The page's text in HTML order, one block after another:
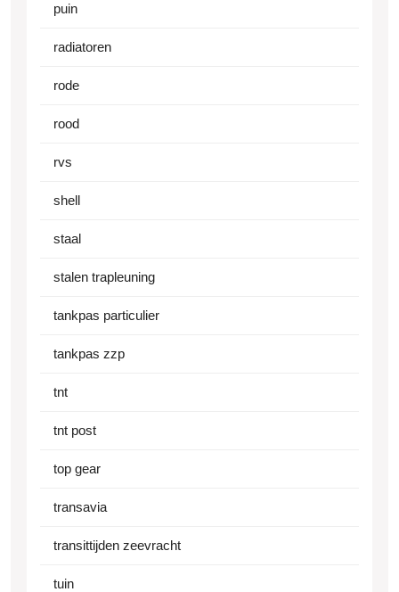
puin
radiatoren
rode
rood
rvs
shell
staal
stalen trapleuning
tankpas particulier
tankpas zzp
tnt
tnt post
top gear
transavia
transittijden zeevracht
tuin